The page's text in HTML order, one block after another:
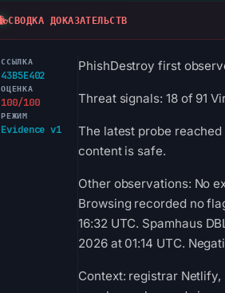
СВОДКА ДОКАЗАТЕЛЬСТВ
ССЫЛКА
43B5E402
ОЦЕНКА
100/100
РЕЖИМ
Evidence v1
PhishDestroy first
Threat signals: 18 of 91
The latest probe
content is safe.
Other observations: No
Browsing recorded no
16:32 UTC. Spamhaus
2026 at 01:14 UTC.
Context: registrar Netlify,